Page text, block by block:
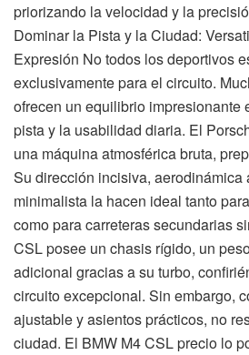
priorizando la velocidad y la
Dominar la Pista y la Ciudad:
Expresión No todos los deportivos
exclusivamente para el circuito.
ofrecen un equilibrio impresionante
pista y la usabilidad diaria. El
una máquina atmosférica bruta,
Su dirección incisiva, aerodinámica
minimalista la hacen ideal tanto
como para carreteras secundarias
CSL posee un chasis rígido, un
adicional gracias a su turbo,
circuito excepcional. Sin embargo,
ajustable y asientos prácticos, no
ciudad. El BMW M4 CSL precio lo